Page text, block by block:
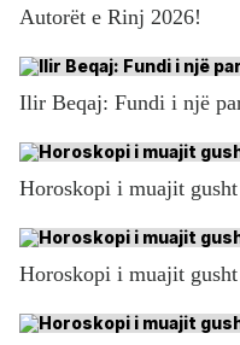
Autorët e Rinj 2026!
Ilir Beqaj: Fundi i një
Horoskopi i muajit
Horoskopi i muajit